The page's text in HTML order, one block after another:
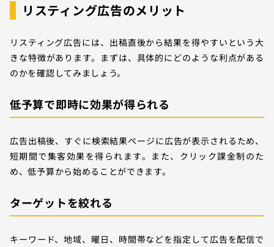
リスティング広告のメリット
リスティング広告には、出稿直後から結果を得やすいという大
きな特徴があります。まずは、具体的にどのような利点がある
のかを確認してみましょう。
低予算で即時に効果が得られる
広告出稿後、すぐに検索結果ページに広告が表示されるため、
短期間で集客効果を得られます。また、クリック課金制のた
め、低予算から始めることができます。
ターゲットを絞れる
キーワード、地域、曜日、時間帯などを指定して広告を配信で